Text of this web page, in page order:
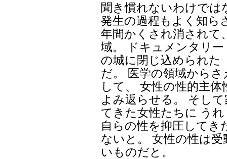
聞き慣れないわけでは
発生の過程もよく知ら
年間かくされ消されて
域。 ドキュメンタリ
の城に閉じ込められた
だ。 医学の領域から
して、 女性の性的主
よみ返らせる。 そし
てきた女性たちに う
自らの性を抑圧して
ないと。 女性の性は
いものだと。